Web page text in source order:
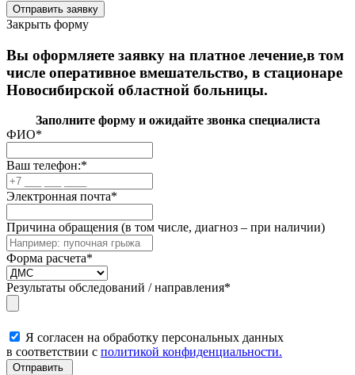
Закрыть форму
Вы оформляете заявку на платное лечение,в том
числе оперативное вмешательство, в стационаре
Новосибирской областной больницы.
Заполните форму и ожидайте звонка специалиста
ФИО*
Ваш телефон:*
Электронная почта*
Причина обращения (в том числе, диагноз – при наличии)
Форма расчета*
Результаты обследований / направления*
Я согласен на обработку персональных данных
в соответствии с политикой конфиденциальности.